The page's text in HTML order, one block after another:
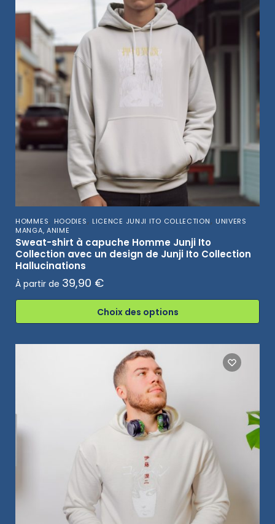
HOMMES, HOODIES, LICENCE JUNJI ITO COLLECTION, UNIVERS
MANGA, ANIME
Sweat-shirt à capuche Homme Junji Ito
Collection avec un design de Junji Ito Collection
Hallucinations
À partir de 39,90 €
Choix des options